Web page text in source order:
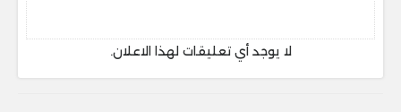
لا يوجد أي تعليقات لهذا الاعلان.